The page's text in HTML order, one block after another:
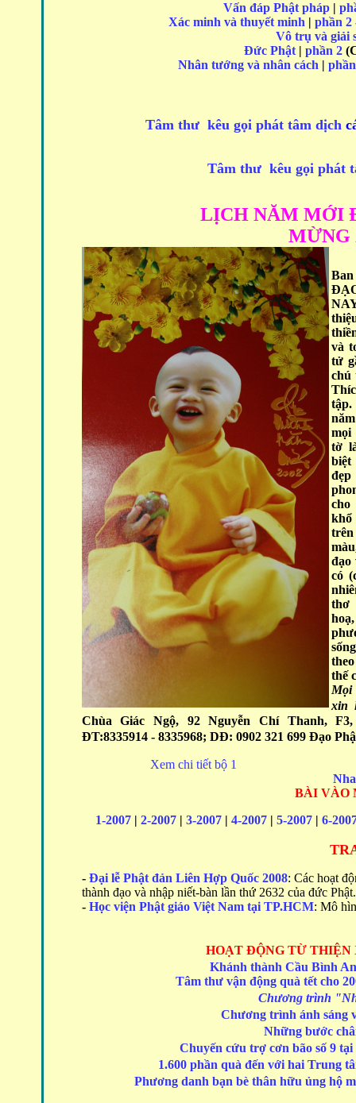
Vấn đáp Phật pháp|
Xác minh và thuyết minh | phần 2
Vô trụ và giải
Đức Phật | phần 2
Nhân tướng và nhân cách |
Tâmthư kêu gọi phát tâm dịch
Tâm thư kêu gọi phát
LỊCH NĂM MỚI
MỪNG
và
tử
chú
mọi
tờ
khổ
đạo
có
thơ
thế
xin
Chùa Giác Ngộ, 92 Nguyễn Chí Thanh, F3,
ĐT:8335914 - 8335968; DĐ: 0902 321 699 Đạo
Xem chi tiết bộ 1
BÀI VÀO
1-2007 | 2-2007 | 3-2007 | 4-2007 | 5-2007 | 6-
- Đại lễ Phật đản Liên Hợp Quốc 2008: Các hoạt
thành đạo và nhập niết-bàn lần thứ 2632 của đức Phật.
- Học viện Phật giáo Việt Nam tại TP.HCM: Mô
HOẠT ĐỘNG TỪ THIỆN
Khánh thành Cầu Bình
Tâm thư vận động quà tết cho
Chương trình
Chương trình ánh sáng
Những bước
Chuyến cứu trợ cơn bão số 9
1.600 phần quà đến với hai Trung
Phương danh bạn bè thân hữu ủng hộ